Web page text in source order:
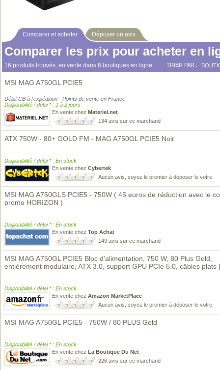
Comparer et acheter Déposer un avis
Comparer les prix pour acheter en
16 produits trouvés, en vente dans 8 boutiques en ligne. TRIER PAR :
MSI MAG A750GL PCIE5
Débit CB à l'expédition - Points de vente en France
Disponibilité / délai * : 1 à 2 jours
En vente chez Materiel.net
134 avis sur ce marchand
ATX 750W - 80+ GOLD FM - MAG A750GL PCIE5 Noir
Disponibilité / délai * : En stock
En vente chez Cybertek
Aucun avis, soyez le premier à déposer le votre
MSI MAG A750GLS PCIE5 - 750W ( 45 euros de réduction avec le
promo HORIZON )
Disponibilité / délai * : En stock
En vente chez Top Achat
149 avis sur ce marchand
MSI MAG A750GL PCIE5 Bloc d'alimentation, 750 W, 80 Plus Gold,
entièrement modulaire, ATX 3.0, support GPU PCIe 5.0, câbles plats
Disponibilité / délai * : En stock
En vente chez Amazon MarketPlace
Aucun avis, soyez le premier à déposer le votre
MSI MAG A750GL PCIE5 - 750W / 80 PLUS Gold
Disponibilité / délai * : En stock
En vente chez La Boutique Du Net
226 avis sur ce marchand